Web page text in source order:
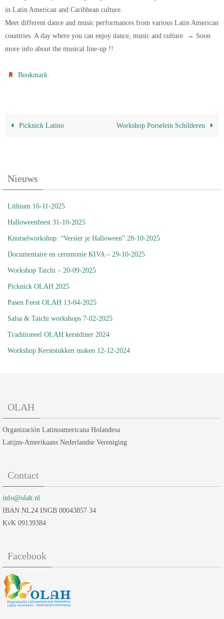
in Latin American and Caribbean culture.
Meet different dance and music performances from various Latin American
countries. A day where you can enjoy dance, music and culture. → Soon
more info about the musical line-up !!
Bookmark.
Picknick Latino Workshop Porselein Schilderen
Nieuws
Lithium 16-11-2025
Halloweenfeest 31-10-2025
Knutselworkshop: “Versier je Halloween” 28-10-2025
Documentaire en ceremonie KIVA – 29-10-2025
Workshop Taichi – 20-09-2025
Picknick OLAH 2025
Pasen Feest OLAH 13-04-2025
Salsa & Taichi workshops 7-02-2025
Traditioneel OLAH kerstdiner 2024
Workshop Kerststukken maken 12-12-2024
OLAH
Organización Latinoamericana Holandesa
Latijns-Amerikaans Nederlandse Vereniging
Contact
info@olah.nl
IBAN NL24 INGB 00043857 34
KvK 09139384
Facebook